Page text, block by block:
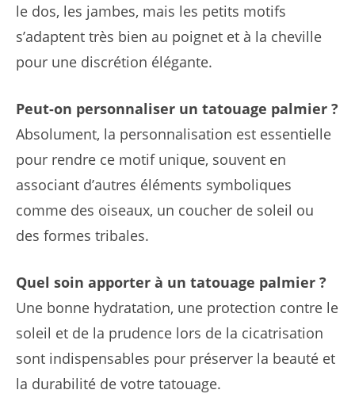
le dos, les jambes, mais les petits motifs
s’adaptent très bien au poignet et à la cheville
pour une discrétion élégante.
Peut-on personnaliser un tatouage palmier ?
Absolument, la personnalisation est essentielle
pour rendre ce motif unique, souvent en
associant d’autres éléments symboliques
comme des oiseaux, un coucher de soleil ou
des formes tribales.
Quel soin apporter à un tatouage palmier ?
Une bonne hydratation, une protection contre le
soleil et de la prudence lors de la cicatrisation
sont indispensables pour préserver la beauté et
la durabilité de votre tatouage.